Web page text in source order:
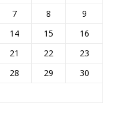
7 8
9
14 15
16
21 22
23
28 29
30